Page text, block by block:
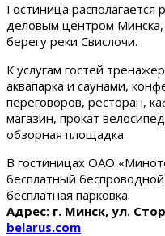
Гостиница
деловым центром Минска,
берегу реки Свислочи.
К услугам гостей
аквапарка и саунами,
переговоров, ресторан,
магазин, прокат
обзорная площадка.
В гостиницах ОАО
бесплатный
бесплатная парковка.
Адрес: г. Минск, ул.
belarus.com